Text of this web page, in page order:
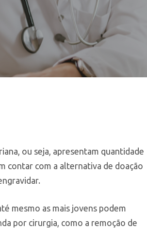
ou seja, apresentam quantidade
contar com a alternativa de doação
mesmo as mais jovens podem
por cirurgia, como a remoção de